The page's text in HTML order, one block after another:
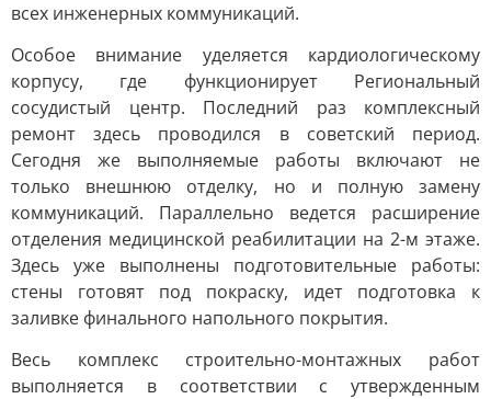
всех инженерных коммуникаций.
Особое внимание уделяется кардиологическому
корпусу, где функционирует Региональный
сосудистый центр. Последний раз комплексный
ремонт здесь проводился в советский период.
Сегодня же выполняемые работы включают не
только внешнюю отделку, но и полную замену
коммуникаций. Параллельно ведется расширение
отделения медицинской реабилитации на 2-м этаже.
Здесь уже выполнены подготовительные работы:
стены готовят под покраску, идет подготовка к
заливке финального напольного покрытия.
Весь комплекс строительно-монтажных работ
выполняется в соответствии с утвержденным